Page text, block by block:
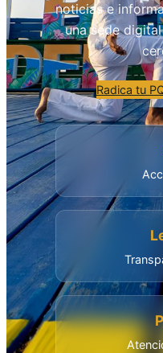
noticias e
una sede
Radica tu